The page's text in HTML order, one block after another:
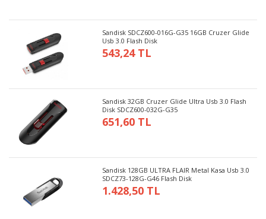
Sandisk SDCZ600-016G-G35 16GB Cruzer Glide
Usb 3.0 Flash Disk
543,24 TL
Sandisk 32GB Cruzer Glide Ultra Usb 3.0 Flash
Disk SDCZ600-032G-G35
651,60 TL
Sandisk 128GB ULTRA FLAIR Metal Kasa Usb 3.0
SDCZ73-128G-G46 Flash Disk
1.428,50 TL